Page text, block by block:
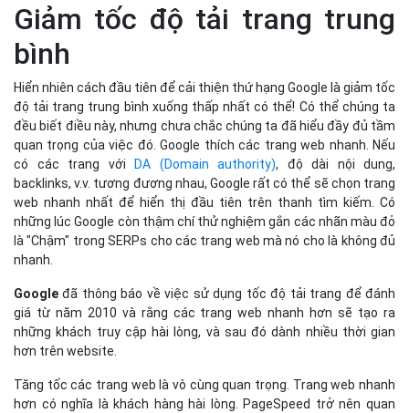
Giảm tốc độ tải trang trung
bình
Hiển nhiên cách đầu tiên để cải thiện thứ hạng Google là giảm tốc
độ tải trang trung bình xuống thấp nhất có thể! Có thể chúng ta
đều biết điều này, nhưng chưa chắc chúng ta đã hiểu đầy đủ tầm
quan trọng của việc đó. Google thích các trang web nhanh. Nếu
có các trang với
DA (Domain authority), độ dài nội dung,
backlinks, v.v. tương đương nhau, Google rất có thể sẽ chọn trang
web nhanh nhất để hiển thị đầu tiên trên thanh tìm kiếm. Có
những lúc Google còn thậm chí thử nghiệm gắn các nhãn màu đỏ
là "Chậm" trong SERPs cho các trang web mà nó cho là không đủ
nhanh.
Google đã thông báo về việc sử dụng tốc độ tải trang để đánh
giá từ năm 2010 và rằng các trang web nhanh hơn sẽ tạo ra
những khách truy cập hài lòng, và sau đó dành nhiều thời gian
hơn trên website.
Tăng tốc các trang web là vô cùng quan trọng. Trang web nhanh
hơn có nghĩa là khách hàng hài lòng. PageSpeed trở nên quan